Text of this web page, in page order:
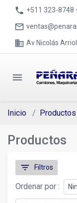
phone +511 323-8748
mail_outline
business Av Nicolás
menu
Inicio Productos
Productos
filter_list Filtros
Ordenar por :